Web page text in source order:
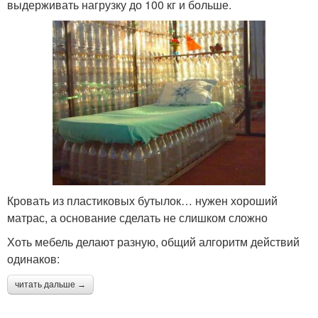
выдерживать нагрузку до 100 кг и больше.
Кровать из пластиковых бутылок… нужен хороший
матрас, а основание сделать не слишком сложно
Хоть мебель делают разную, общий алгоритм действий
одинаков:
читать дальше →